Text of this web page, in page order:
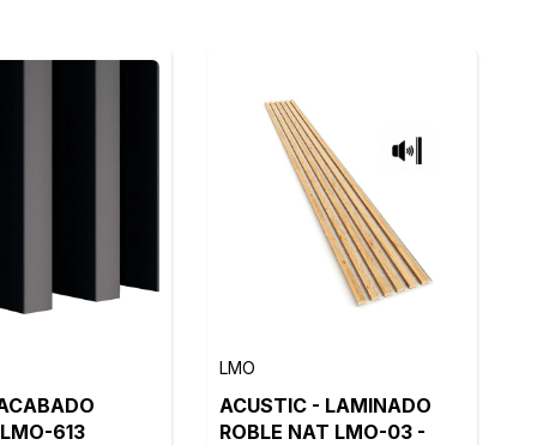
613
LMO
ACUSTIC - LAMINADO
ROBLE NAT LMO-03 -